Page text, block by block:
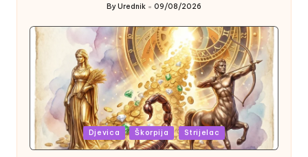
Posted
by
ByUrednik 09/08/2026
Posted
in
Djevica Škorpija Strijelac